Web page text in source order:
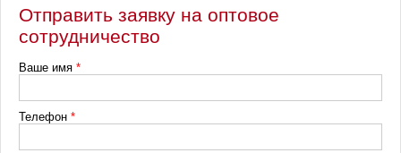
Отправить заявку на оптовое
сотрудничество
Ваше имя *
Телефон *